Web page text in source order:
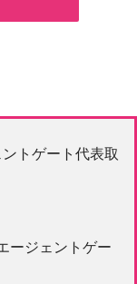
トゲート代表取
ージェントゲー